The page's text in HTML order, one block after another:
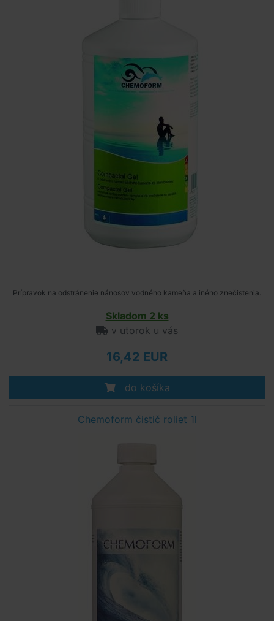
Prípravok na odstránenie nánosov vodného kameňa a iného znečistenia.
Skladom 2 ks
v utorok u vás
16,42 EUR
do košíka
Chemoform čistič roliet 1l